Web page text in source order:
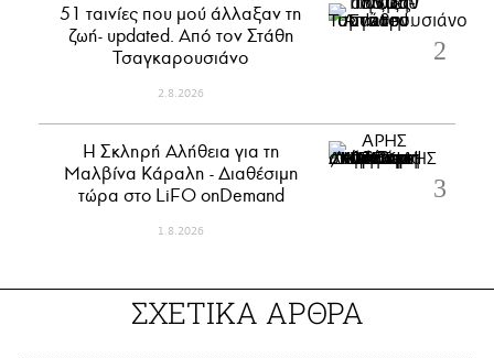
51 ταινίες που μού άλλαξαν τη
ζωή- updated. Aπό τον Στάθη
Τσαγκαρουσιάνο
2.8.2026
Η Σκληρή Αλήθεια για τη
Μαλβίνα Κάραλη - Διαθέσιμη
τώρα στo LiFO onDemand
1.8.2026
ΣΧΕΤΙΚΑ ΑΡΘΡΑ